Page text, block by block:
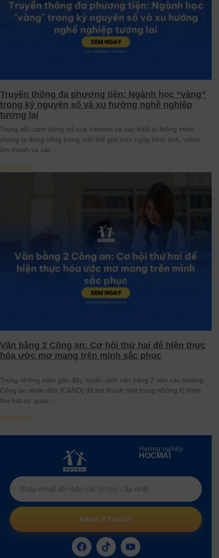
Truyền thông đa phương tiện: Ngành học “vàng”
trong kỷ nguyên số và xu hướng nghề nghiệp
tương lai
Trong bối cảnh bùng nổ của Internet và các thiết bị thông minh,
chúng ta đang sống trong một thế giới tràn ngập hình ảnh, video,
âm thanh và các
Đọc thêm ➤
Văn bằng 2 Công an: Cơ hội thứ hai để hiện thực
hóa ước mơ mang trên mình sắc phục
Trong những năm gần đây, tuyển sinh văn bằng 2 vào các trường
Công an nhân dân (CAND) đã trở thành một trong những lộ trình
thu hút sự quan
Đọc thêm ➤
Hướng nghiệp
HOCMAI
ĐĂNG KÝ NGAY